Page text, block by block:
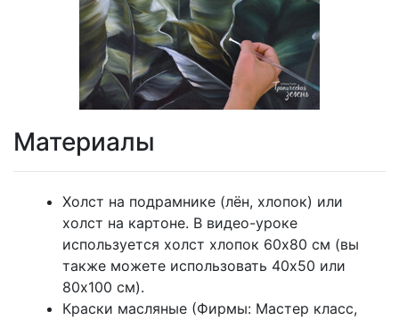
Материалы
Холст на подрамнике (лён, хлопок) или
холст на картоне. В видео-уроке
используется холст хлопок 60х80 см (вы
также можете использовать 40х50 или
80х100 см).
Краски масляные (Фирмы: Мастер класс,